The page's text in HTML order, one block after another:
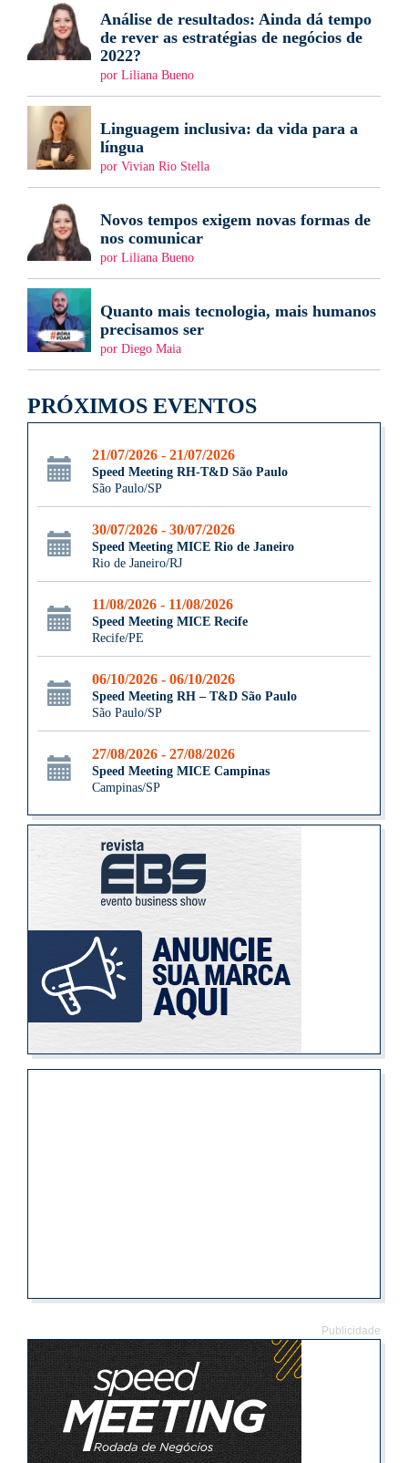
Análise de resultados: Ainda dá tempo
de rever as estratégias de negócios de
2022?
por Liliana Bueno
Linguagem inclusiva: da vida para a
língua
por Vivian Rio Stella
Novos tempos exigem novas formas de
nos comunicar
por Liliana Bueno
Quanto mais tecnologia, mais humanos
precisamos ser
por Diego Maia
PRÓXIMOS EVENTOS
21/07/2026 - 21/07/2026
Speed Meeting RH-T&D São Paulo
São Paulo/SP
30/07/2026 - 30/07/2026
Speed Meeting MICE Rio de Janeiro
Rio de Janeiro/RJ
11/08/2026 - 11/08/2026
Speed Meeting MICE Recife
Recife/PE
06/10/2026 - 06/10/2026
Speed Meeting RH – T&D São Paulo
São Paulo/SP
27/08/2026 - 27/08/2026
Speed Meeting MICE Campinas
Campinas/SP
Publicidade